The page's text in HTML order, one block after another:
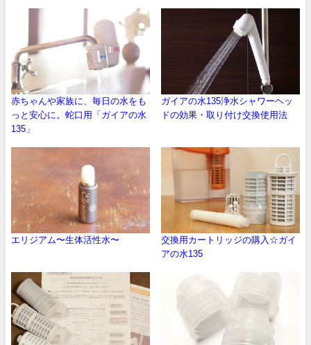
赤ちゃんや家族に、毎日の水をも
っと安心に。蛇口用「ガイアの水
135」
ガイアの水135浄水シャワーヘッ
ドの効果・取り付け交換使用法
エリジアム〜生体活性水〜
交換用カートリッジの購入☆ガイ
アの水135